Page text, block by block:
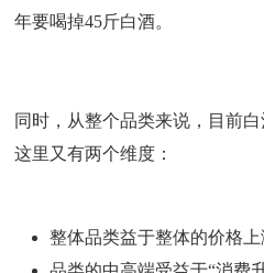
年要喝掉45斤白酒。
同时，从整个品类来说，目前
这里又有两个维度：
整体品类益于整体的价格上